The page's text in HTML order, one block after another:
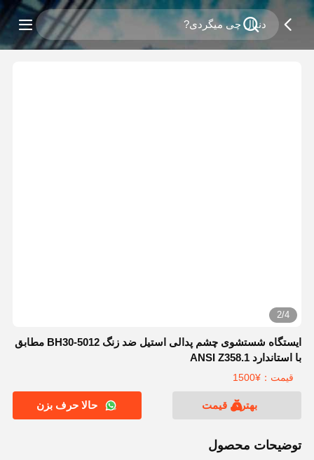
2/4
ایستگاه شستشوی چشم پدالی استیل ضد زنگ BH30-5012 مطابق
با استاندارد ANSI Z358.1
قیمت：¥1500
بهترین قیمت حالا حرف بزن
توضیحات محصول